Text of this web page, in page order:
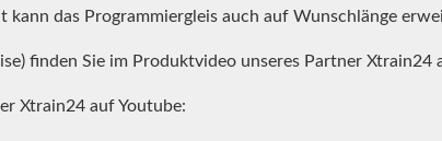
das Programmiergleis auch auf Wunschlänge
finden Sie im Produktvideo unseres Partner Xtrain24
Xtrain24 auf Youtube: